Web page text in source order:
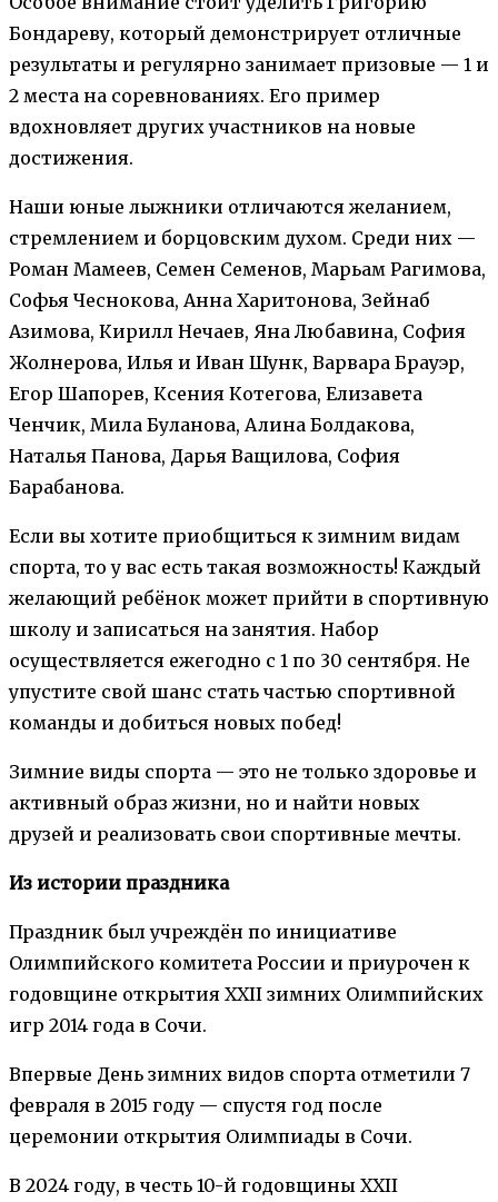
Бондареву, который демонстрирует отличные
результаты и регулярно занимает призовые — 1 и
2 места на соревнованиях. Его пример
вдохновляет других участников на новые
достижения.
Наши юные лыжники отличаются желанием,
стремлением и борцовским духом. Среди них —
Роман Мамеев, Семен Семенов, Марьам Рагимова,
Софья Чеснокова, Анна Харитонова, Зейнаб
Азимова, Кирилл Нечаев, Яна Любавина, София
Жолнерова, Илья и Иван Шунк, Варвара Брауэр,
Егор Шапорев, Ксения Котегова, Елизавета
Ченчик, Мила Буланова, Алина Болдакова,
Наталья Панова, Дарья Ващилова, София
Барабанова.
Если вы хотите приобщиться к зимним видам
спорта, то у вас есть такая возможность! Каждый
желающий ребёнок может прийти в спортивную
школу и записаться на занятия. Набор
осуществляется ежегодно с 1 по 30 сентября. Не
упустите свой шанс стать частью спортивной
команды и добиться новых побед!
Зимние виды спорта — это не только здоровье и
активный образ жизни, но и найти новых
друзей и реализовать свои спортивные мечты.
Из истории праздника
Праздник был учреждён по инициативе
Олимпийского комитета России и приурочен к
годовщине открытия XXII зимних Олимпийских
игр 2014 года в Сочи.
Впервые День зимних видов спорта отметили 7
февраля в 2015 году — спустя год после
церемонии открытия Олимпиады в Сочи.
В 2024 году, в честь 10-й годовщины XXII